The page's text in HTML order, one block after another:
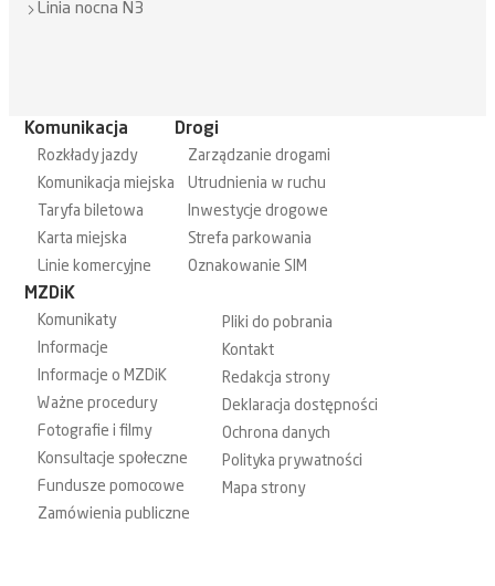
Linia nocna N3
Komunikacja
Rozkłady jazdy
Komunikacja miejska
Taryfa biletowa
Karta miejska
Linie komercyjne
Drogi
Zarządzanie drogami
Utrudnienia w ruchu
Inwestycje drogowe
Strefa parkowania
Oznakowanie SIM
MZDiK
Komunikaty
Informacje
Informacje o MZDiK
Ważne procedury
Fotografie i filmy
Konsultacje społeczne
Fundusze pomocowe
Zamówienia publiczne
Pliki do pobrania
Kontakt
Redakcja strony
Deklaracja dostępności
Ochrona danych
Polityka prywatności
Mapa strony